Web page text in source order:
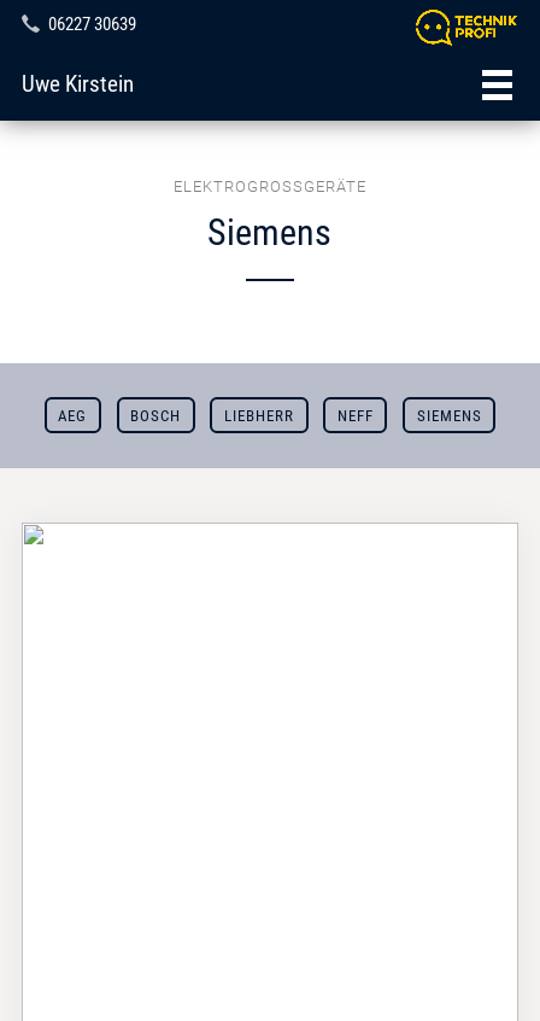
06227 30639
Uwe Kirstein
ELEKTROGROSSGERÄTE
Siemens
AEG BOSCH LIEBHERR NEFF SIEMENS